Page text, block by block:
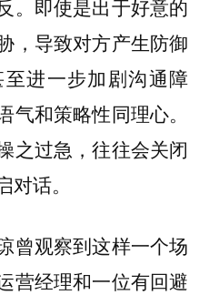
。即使是出于好意的
，导致对方产生防御
进一步加剧沟通障
和策略性同理心。
之过急，往往会关闭
话。
曾观察到这样一个场
营经理和一位有回避